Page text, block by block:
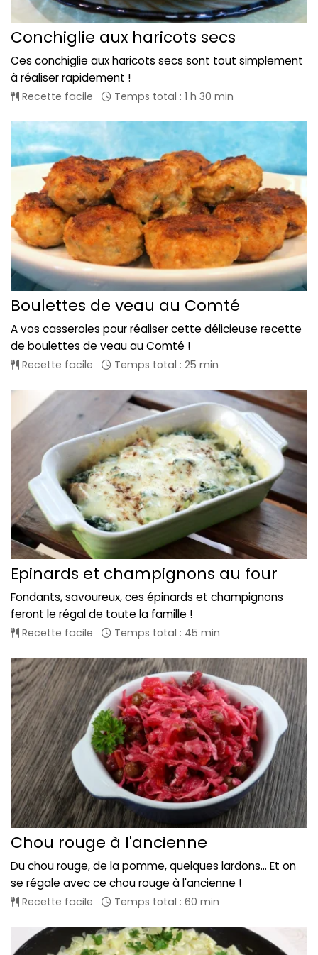
Conchiglie aux haricots secs
Ces conchiglie aux haricots secs sont tout simplement
à réaliser rapidement !
Recette facile Temps total : 1 h 30 min
Boulettes de veau au Comté
A vos casseroles pour réaliser cette délicieuse recette
de boulettes de veau au Comté !
Recette facile Temps total : 25 min
Epinards et champignons au four
Fondants, savoureux, ces épinards et champignons
feront le régal de toute la famille !
Recette facile Temps total : 45 min
Chou rouge à l'ancienne
Du chou rouge, de la pomme, quelques lardons... Et on
se régale avec ce chou rouge à l'ancienne !
Recette facile Temps total : 60 min